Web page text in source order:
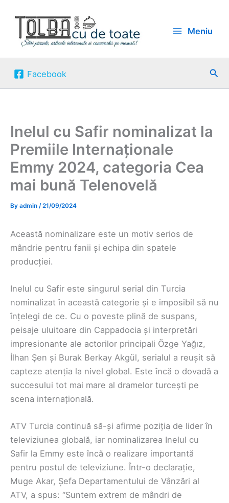
content
Meniu
Facebook
Inelul cu Safir nominalizat la
Premiile Internaționale
Emmy 2024, categoria Cea
mai bună Telenovelă
By admin /21/09/2024
Această nominalizare este un motiv serios de
mândrie pentru fanii și echipa din spatele
producției.
Inelul cu Safir este singurul serial din Turcia
nominalizat în această categorie și e imposibil să nu
înțelegi de ce. Cu o poveste plină de suspans,
peisaje uluitoare din Cappadocia și interpretări
impresionante ale actorilor principali Özge Yağız,
İlhan Şen și Burak Berkay Akgül, serialul a reușit să
capteze atenția la nivel global. Este încă o dovadă a
succesului tot mai mare al dramelor turcești pe
scena internațională.
ATV Turcia continuă să-și afirme poziția de lider în
televiziunea globală, iar nominalizarea Inelul cu
Safir la Emmy este încă o realizare importantă
pentru postul de televiziune. Într-o declarație,
Muge Akar, Șefa Departamentului de Vânzări al
ATV, a spus: “Suntem extrem de mândri de